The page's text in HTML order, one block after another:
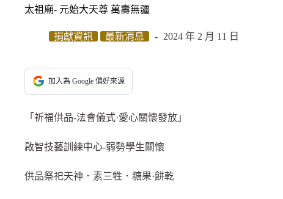
太祖廟- 元始大天尊 萬壽無疆
捐獻資訊 最新消息 2024 年 2 月 11 日
加入為 Google 偏好來源
「祈福供品-法會儀式·愛心關懷發放」
啟智技藝訓練中心-弱勢學生關懷
供品祭祀天神．素三牲．糖果·餅乾